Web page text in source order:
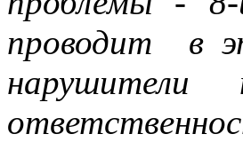
проводит в
нарушители